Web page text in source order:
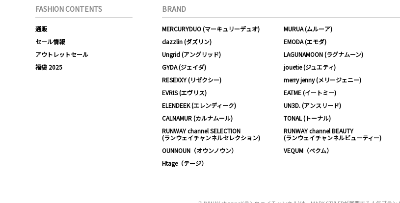
FASHION CONTENTS
通販
セール情報
アウトレットセール
福袋 2025
BRAND
MERCURYDUO (マーキュリーデュオ)
MURUA (ムルーア)
dazzlin (ダズリン)
EMODA (エモダ)
Ungrid (アングリッド)
LAGUNAMOON (ラグナムーン)
GYDA (ジェイダ)
jouetie (ジュエティ)
RESEXXY (リゼクシー)
merry jenny (メリージェニー)
EVRIS (エヴリス)
EATME (イートミー)
ELENDEEK (エレンディーク)
UN3D. (アンスリード)
CALNAMUR (カルナムール)
TONAL (トーナル)
RUNWAY channel SELECTION
(ランウェイチャンネルセレクション)
RUNWAY channel BEAUTY
(ランウェイチャンネルビューティー)
OUNNOUN（オウンノウン）
VEQUM（ベクム）
Htage（テージ）